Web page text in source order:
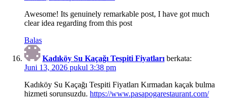
Awesome! Its genuinely remarkable post, I have got much
clear idea regarding from this post
Balas
Kadıköy Su Kaçağı Tespiti Fiyatları berkata:
Juni 13, 2026 pukul 3:38 pm
Kadıköy Su Kaçağı Tespiti Fiyatları Kırmadan kaçak bulma
hizmeti sorunsuzdu. https://www.pasapogarestaurant.com/